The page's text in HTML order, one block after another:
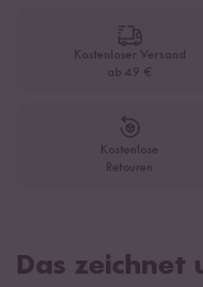
Kostenloser Versand
ab 49 €
Kostenlose
Retouren
Das zeichnet